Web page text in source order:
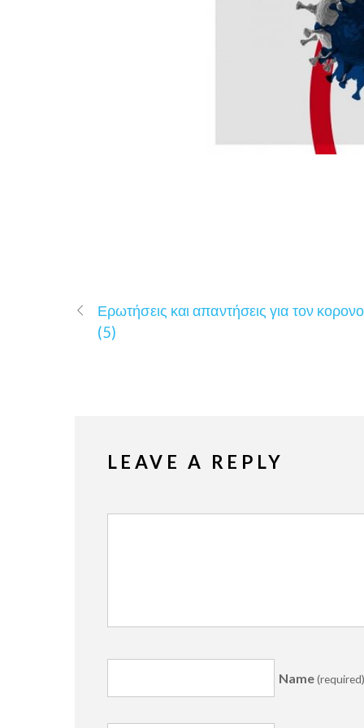
Ερωτήσεις και απαντήσεις για τον
(5)
LEAVE A REPLY
Name